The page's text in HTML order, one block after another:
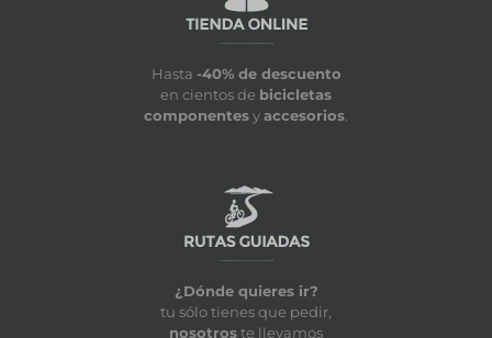
Hasta -40% de descuento
en cientos de bicicletas
componentesyaccesorios
¿Dónde quieres ir?
tu sólo tienes que pedir,
nosotroste llevamos